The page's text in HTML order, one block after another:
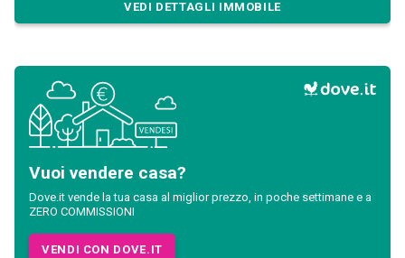
VEDI DETTAGLI IMMOBILE
Vuoi vendere casa?
Dove.it vende la tua casa al miglior prezzo, in poche settimane e a
ZERO COMMISSIONI
VENDI CON DOVE.IT